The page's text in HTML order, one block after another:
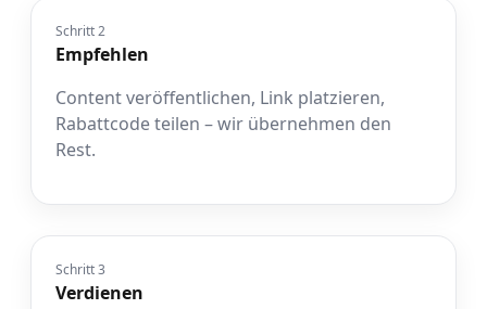
Schritt 2
Empfehlen
Content veröffentlichen, Link platzieren,
Rabattcode teilen – wir übernehmen den
Rest.
Schritt 3
Verdienen